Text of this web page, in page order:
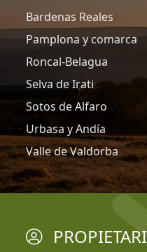
Bardenas Reales
Pamplona y comarca
Roncal-Belagua
Selva de Irati
Sotos de Alfaro
Urbasa y Andía
Valle de Valdorba